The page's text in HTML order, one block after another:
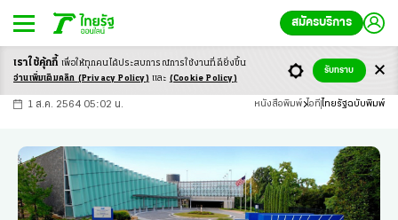
สมัครบริการ
-ก ก ก+
1 ส.ค. 2564 05:02 น. หนังสือพิมพ์ ไอที ไทยรัฐฉบับพิมพ์
เราใช้คุ้กกี้ เพื่อให้ทุกคนได้ประสบการณ์การใช้งานที่ดียิ่งขึ้น
อ่านเพิ่มเติมคลิก (Privacy Policy) และ (Cookie Policy)
รับทราบ